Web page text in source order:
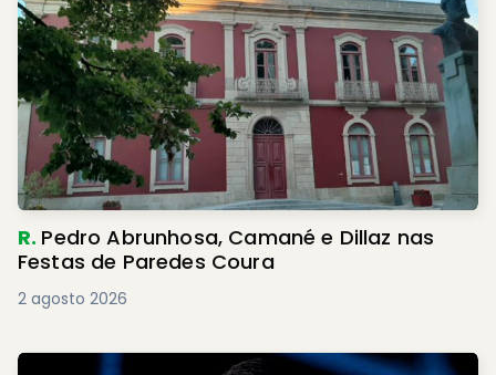
R. Pedro Abrunhosa, Camané e Dillaz nas
Festas de Paredes Coura
2 agosto 2026